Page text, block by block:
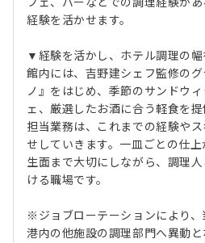
経験を活かせます。
▼経験を活かし、ホテル調理の幅
館内には、吉野建シェフ監修の
ノ』をはじめ、季節のサンドウ
ェ、厳選したお酒に合う軽食を提
担当業務は、これまでの経験や
せしていきます。一皿ごとの仕
生面まで大切にしながら、調理
ける職場です。
※ジョブローテーションにより
港内の他施設の調理部門へ異動と